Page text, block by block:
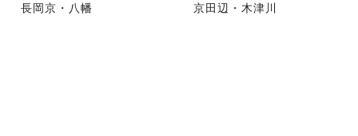
長岡京・八幡 京田辺・木津川